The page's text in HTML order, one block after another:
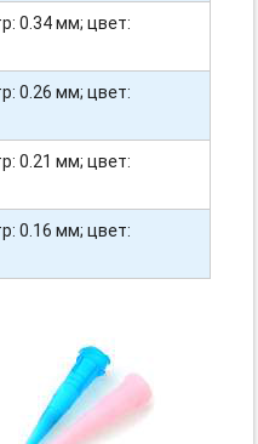
0.34 мм; цвет:
0.26 мм; цвет:
0.21 мм; цвет:
0.16 мм; цвет: